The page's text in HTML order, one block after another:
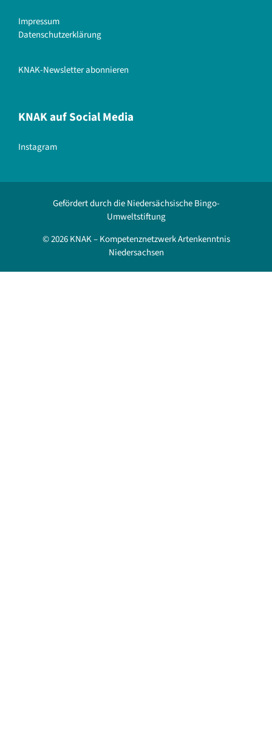
Impressum
Datenschutzerklärung
KNAK-Newsletter abonnieren
KNAK auf Social Media
Instagram
Gefördert durch die Niedersächsische Bingo-
Umweltstiftung
© 2026 KNAK – Kompetenznetzwerk Artenkenntnis
Niedersachsen